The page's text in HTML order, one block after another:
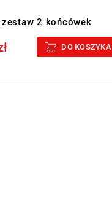
2 końcówek
DO KOSZYKA